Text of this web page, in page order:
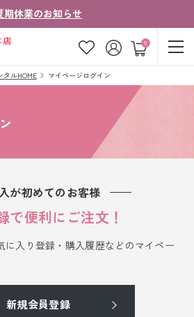
期休業のお知らせ
0
ログイン
よくあるご質問
法人・グループの
お客様はこちら
タルHOME マイページログイン
が初めてのお客様
で便利にご注文！
に入り登録・購入履歴などのマイペー
新規会員登録